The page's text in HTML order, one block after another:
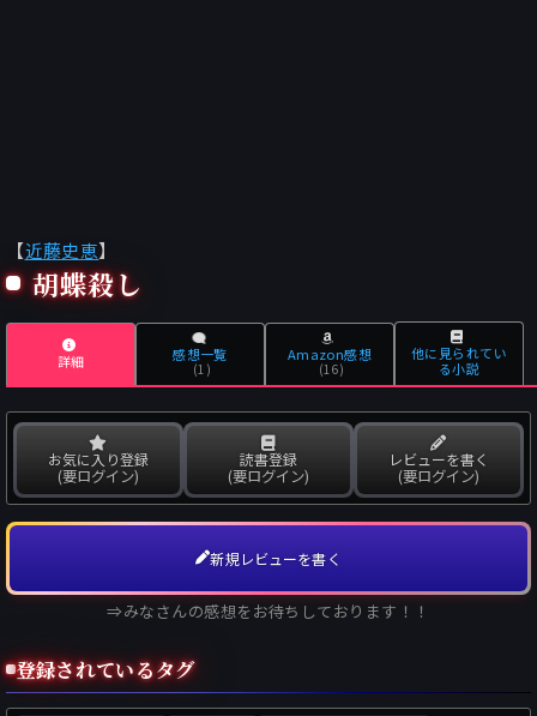
【近藤史恵】
胡蝶殺し
詳細 感想一覧
(1)
Amazon感想
(16)
他に見られてい
る小説
お気に入り登録
(要ログイン)
読書登録
(要ログイン)
レビューを書く
(要ログイン)
新規レビューを書く
⇒みなさんの感想をお待ちしております！！
登録されているタグ